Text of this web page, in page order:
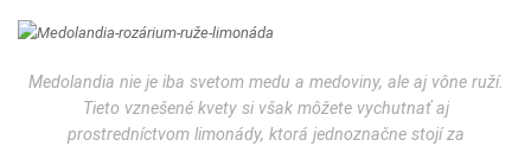
Medolandia nie je iba svetom medu a medoviny, ale aj vône ruží.
Tieto vznešené kvety si však môžete vychutnať aj
prostredníctvom limonády, ktorá jednoznačne stojí za